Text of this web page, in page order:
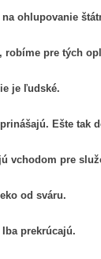
ohlupovanie
robíme pre tých
je ľudské.
Ešte tak
vchodom pre
od sváru.
prekrúcajú.